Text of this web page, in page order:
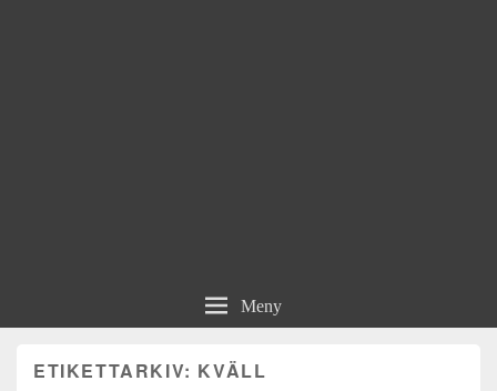
Meny
ETIKETTARKIV: KVÄLL